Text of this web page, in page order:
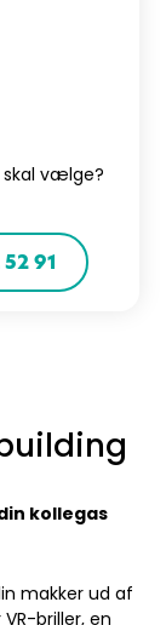
skal vælge?
91
kollegas
makker ud af
briller, en